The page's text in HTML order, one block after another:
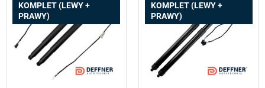
KOMPLET (LEWY +
PRAWY)
KOMPLET (LEWY +
PRAWY)